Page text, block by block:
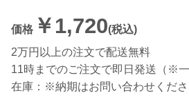
価格 ￥1,720(税込)
2万円以上の注文で配送無料
11時までのご注文で即日発送（※一
在庫：※納期はお問い合わせくだ